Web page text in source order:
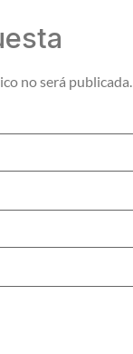
no será publicada.